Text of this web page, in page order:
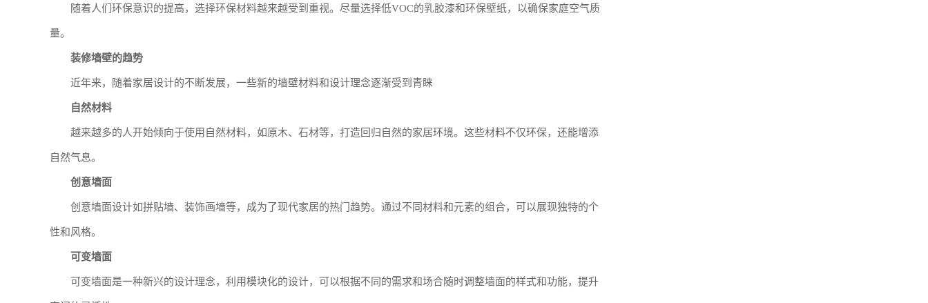
随着人们环保意识的提高，选择环保材料越来越受到重视。尽量选择低VOC的乳胶漆和环保壁纸，以确保家庭空气质
量。
装修墙壁的趋势
近年来，随着家居设计的不断发展，一些新的墙壁材料和设计理念逐渐受到青睐
自然材料
越来越多的人开始倾向于使用自然材料，如原木、石材等，打造回归自然的家居环境。这些材料不仅环保，还能增添
自然气息。
创意墙面
创意墙面设计如拼贴墙、装饰画墙等，成为了现代家居的热门趋势。通过不同材料和元素的组合，可以展现独特的个
性和风格。
可变墙面
可变墙面是一种新兴的设计理念，利用模块化的设计，可以根据不同的需求和场合随时调整墙面的样式和功能，提升